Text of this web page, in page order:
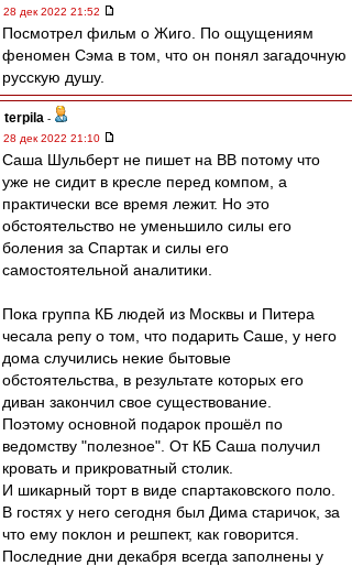
28 дек 2022 21:52
Посмотрел фильм о Жиго. По ощущениям
феномен Сэма в том, что он понял загадочную
русскую душу.
terpila -
28 дек 2022 21:10
Саша Шульберт не пишет на ВВ потому что
уже не сидит в кресле перед компом, а
практически все время лежит. Но это
обстоятельство не уменьшило силы его
боления за Спартак и силы его
самостоятельной аналитики.
Пока группа КБ людей из Москвы и Питера
чесала репу о том, что подарить Саше, у него
дома случились некие бытовые
обстоятельства, в результате которых его
диван закончил свое существование.
Поэтому основной подарок прошёл по
ведомству "полезное". От КБ Саша получил
кровать и прикроватный столик.
И шикарный торт в виде спартаковского поло.
В гостях у него сегодня был Дима старичок, за
что ему поклон и решпект, как говорится.
Последние дни декабря всегда заполнены у